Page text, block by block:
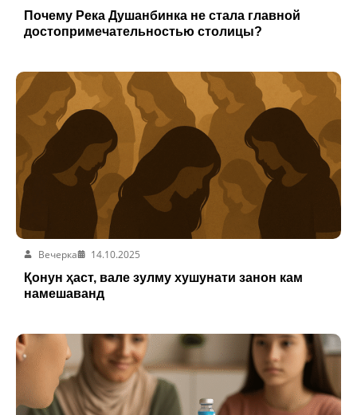
Почему Река Душанбинка не стала главной
достопримечательностью столицы?
Вечерка
14.10.2025
Қонун ҳаст, вале зулму хушунати занон кам
намешаванд